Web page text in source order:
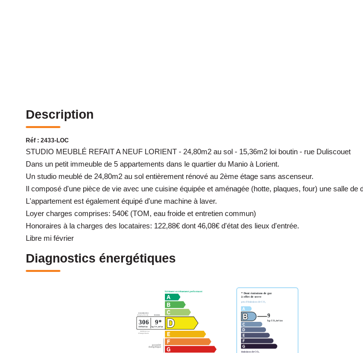
Description
Réf : 2433-LOC
STUDIO MEUBLÉ REFAIT A NEUF LORIENT - 24,80m2 au sol - 15,36m2 loi boutin - rue Duliscouet
Dans un petit immeuble de 5 appartements dans le quartier du Manio à Lorient.
Un studio meublé de 24,80m2 au sol entièrement rénové au 2ème étage sans ascenseur.
Il composé d'une pièce de vie avec une cuisine équipée et aménagée (hotte, plaques, four) une salle de
L'appartement est également équipé d'une machine à laver.
Loyer charges comprises: 540€ (TOM, eau froide et entretien commun)
Honoraires à la charges des locataires: 122,88€ dont 46,08€ d'état des lieux d'entrée.
Libre mi février
Diagnostics énergétiques